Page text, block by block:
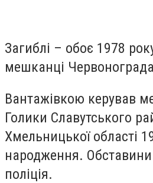
Загиблі – обоє 1978
мешканці
Вантажівкою керував
Голики Славутського
Хмельницької області
народження. Обставини
поліція.